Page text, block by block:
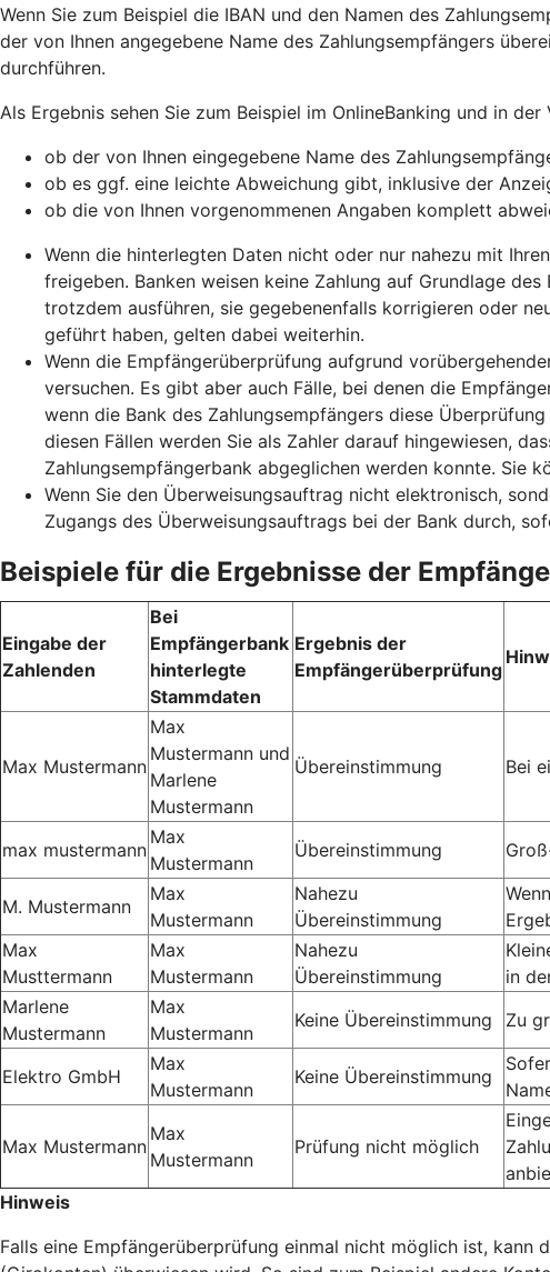
Wenn Sie zum Beispiel die IBAN und den Namen des
der von Ihnen angegebene Name des Zahlungsempfängers
durchführen.
Als Ergebnis sehen Sie zum Beispiel im OnlineBanking und in der
ob der von Ihnen eingegebene Name des
ob es ggf. eine leichte Abweichung gibt, inklusive der
ob die von Ihnen vorgenommenen Angaben komplett
Wenn die hinterlegten Daten nicht oder nur nahezu mit
freigeben. Banken weisen keine Zahlung auf Grundlage
trotzdem ausführen, sie gegebenenfalls korrigieren oder
geführt haben, gelten dabei weiterhin.
Wenn die Empfängerüberprüfung aufgrund
versuchen. Es gibt aber auch Fälle, bei denen die
wenn die Bank des Zahlungsempfängers diese
diesen Fällen werden Sie als Zahler darauf hingewiesen,
Zahlungsempfängerbank abgeglichen werden konnte. Sie
Wenn Sie den Überweisungsauftrag nicht elektronisch,
Zugangs des Überweisungsauftrags bei der Bank durch,
Beispiele für die Ergebnisse der
Eingabe der
Zahlenden
Bei
Empfängerbank
hinterlegte
Stammdaten
Ergebnis der
Empfängerüberprüfung
Max Mustermann
Max
Mustermann und
Marlene
Mustermann
Übereinstimmung Bei
max mustermann
Max
Mustermann
Übereinstimmung
M. Mustermann
Max
Mustermann
Nahezu
Übereinstimmung
Max
Musttermann
Max
Mustermann
Nahezu
Übereinstimmung
in
Marlene
Mustermann
Max
Mustermann
Keine Übereinstimmung Zu
Elektro GmbH
Max
Mustermann
Keine Übereinstimmung
Max Mustermann
Max
Mustermann
Prüfung nicht möglich
Hinweis
Falls eine Empfängerüberprüfung einmal nicht möglich ist, kann